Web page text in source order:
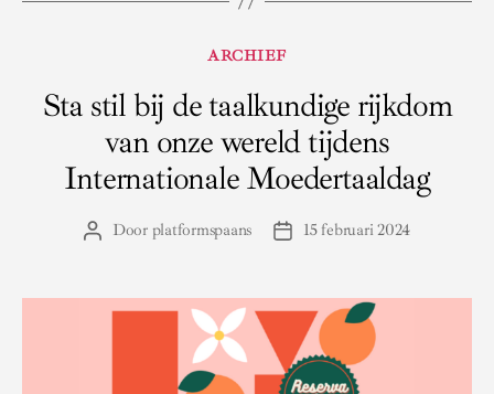
Categorieën
ARCHIEF
Sta stil bij de taalkundige rijkdom
van onze wereld tijdens
Internationale Moedertaaldag
Berichtauteur
Door platformspaans Berichtdatum
15 februari 2024